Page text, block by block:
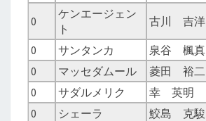
0
ケンエージェン
ト
古川 吉洋
0 サンタンカ 泉谷 楓真
0
マッセダムール 菱田 裕二
0
サダルメリク 幸 英明
0
シェーラ 鮫島 克駿